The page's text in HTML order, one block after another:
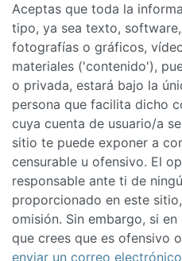
Aceptas que toda la
tipo, ya sea texto,
fotografías o gráficos,
materiales ('contenido'),
o privada, estará bajo la
persona que facilita dicho
cuya cuenta de usuario/a
sitio te puede exponer a
censurable u ofensivo. El
responsable ante ti de
proporcionado en este
omisión. Sin embargo, si
que crees que es ofensivo
enviar un correo